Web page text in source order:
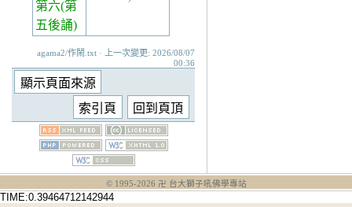
第六(第
五後誦)
agama2/作鬧.txt · 上一次變更: 2026/08/07
00:36
© 1995-2026 卍 台大獅子吼佛學專站
TIME:0.39464712142944